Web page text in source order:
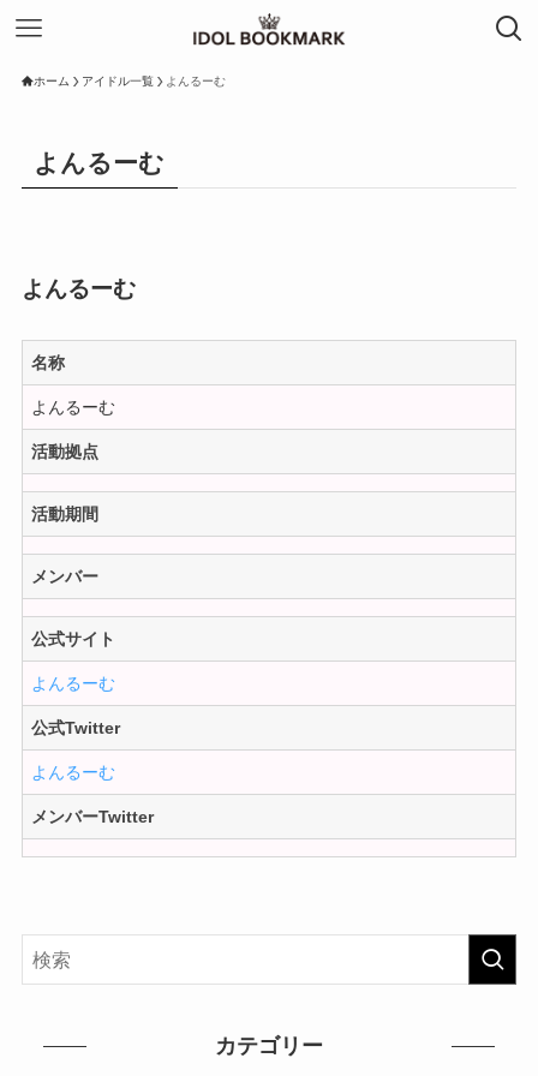
ホーム アイドル一覧 よんるーむ
よんるーむ
よんるーむ
名称
よんるーむ
活動拠点
活動期間
メンバー
公式サイト
よんるーむ
公式Twitter
よんるーむ
メンバーTwitter
カテゴリー